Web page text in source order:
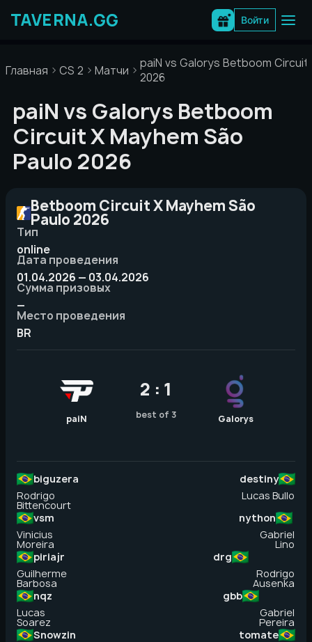
содержимому
Войти
Главная CS 2 Матчи
paiN vs Galorys Betboom Circuit
2026
paiN vs Galorys Betboom
Circuit X Mayhem São
Paulo 2026
Betboom Circuit X Mayhem São
Paulo 2026
Тип
online
Дата проведения
01.04.2026 — 03.04.2026
Сумма призовых
—
Место проведения
BR
biguzera
Rodrigo
Bittencourt
vsm
Vinicius
Moreira
piriajr
Guilherme
Barbosa
nqz
Lucas
Soarez
Snowzin
paiN
2 : 1
best of 3 Galorys
destiny
Lucas Bullo
nython
Gabriel
Lino
drg
Rodrigo
Ausenka
gbb
Gabriel
Pereira
tomate